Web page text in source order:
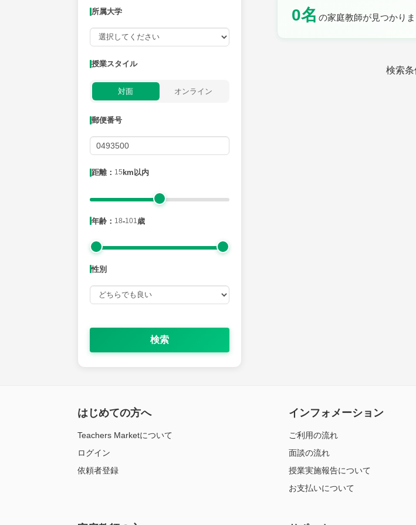
所属大学
授業スタイル
対面 オンライン
郵便番号
距離： 15 km以内
年齢： 18-101 歳
性別
検索
0名 の家庭教師が見つかりま
検索条
授業可能日
月曜日 火曜日
距離：15km以内
年齢：18-101歳
はじめての方へ
Teachers Marketについて
ログイン
依頼者登録
インフォメーション
ご利用の流れ
面談の流れ
授業実施報告について
お支払いについて